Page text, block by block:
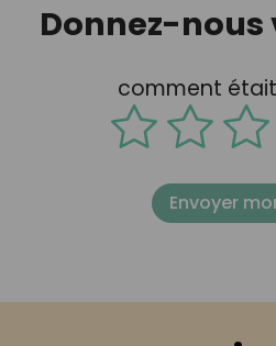
Donnez-nous
comment
Envoyer